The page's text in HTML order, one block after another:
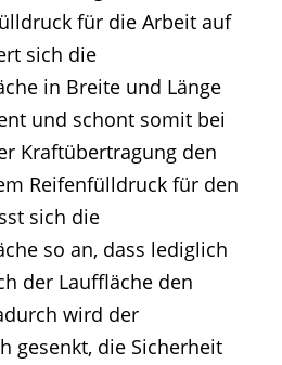
für die Arbeit auf
sich die
in Breite und Länge
und schont somit bei
Kraftübertragung den
Reifenfülldruck für den
sich die
so an, dass lediglich
der Lauffläche den
wird der
gesenkt, die Sicherheit